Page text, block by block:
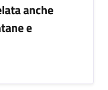
anche
e